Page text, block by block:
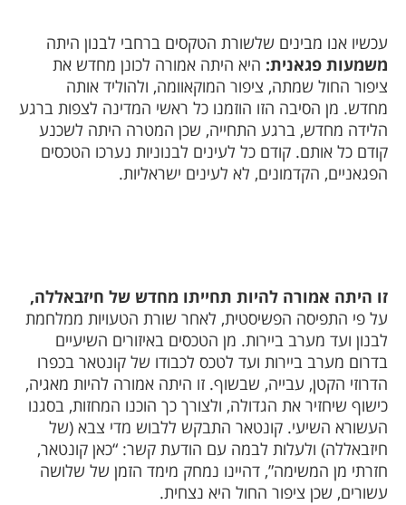
עכשיו אנו מבינים שלשורת הטקסים ברחבי לבנון היתה
משמעות פגאנית: היא היתה אמורה לכונן מחדש את
ציפור החול שמתה, ציפור המוקאוומה, ולהוליד אותה
מחדש. מן הסיבה הזו הוזמנו כל ראשי המדינה לצפות ברגע
הלידה מחדש, ברגע התחייה, שכן המטרה היתה לשכנע
קודם כל אותם. קודם כל לעינים לבנוניות נערכו הטכסים
הפגאניים, הקדמונים, לא לעינים ישראליות.
זו היתה אמורה להיות תחייתו מחדש של חיזבאללה,
על פי התפיסה הפשיסטית, לאחר שורת הטעויות ממלחמת
לבנון ועד מערב ביירות. מן הטכסים באיזורים השיעיים
בדרום מערב ביירות ועד לטכס לכבודו של קונטאר בכפרו
הדרוזי הקטן, עבייה, שבשוף. זו היתה אמורה להיות מאגיה,
כישוף שיחזיר את הגדולה, ולצורך כך הוכנו המחזות, בסגנו
העשורא השיעי. קונטאר התבקש ללבוש מדי צבא (של
חיזבאללה) ולעלות לבמה עם הודעת קשר: “כאן קונטאר,
חזרתי מן המשימה”, דהיינו נמחק מימד הזמן של שלושה
עשורים, שכן ציפור החול היא נצחית.